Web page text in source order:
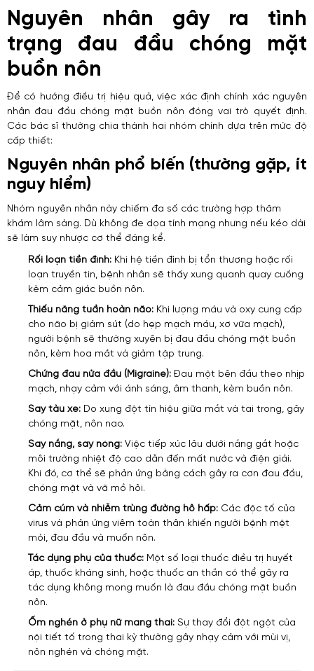
Nguyên nhân gây ra tình
trạng đau đầu chóng mặt
buồn nôn
Để có hướng điều trị hiệu quả, việc xác định chính xác nguyên
nhân đau đầu chóng mặt buồn nôn đóng vai trò quyết định.
Các bác sĩ thường chia thành hai nhóm chính dựa trên mức độ
cấp thiết:
Nguyên nhân phổ biến (thường gặp, ít
nguy hiểm)
Nhóm nguyên nhân này chiếm đa số các trường hợp thăm
khám lâm sàng. Dù không đe dọa tính mạng nhưng nếu kéo dài
sẽ làm suy nhược cơ thể đáng kể.
Rối loạn tiền đình: Khi hệ tiền đình bị tổn thương hoặc rối
loạn truyền tin, bệnh nhân sẽ thấy xung quanh quay cuồng
kèm cảm giác buồn nôn.
Thiếu năng tuần hoàn não: Khi lượng máu và oxy cung cấp
cho não bị giảm sút (do hẹp mạch máu, xơ vữa mạch),
người bệnh sẽ thường xuyên bị đau đầu chóng mặt buồn
nôn, kèm hoa mắt và giảm tập trung.
Chứng đau nửa đầu (Migraine): Đau một bên đầu theo nhịp
mạch, nhạy cảm với ánh sáng, âm thanh, kèm buồn nôn.
Say tàu xe: Do xung đột tín hiệu giữa mắt và tai trong, gây
chóng mặt, nôn nao.
Say nắng, say nóng: Việc tiếp xúc lâu dưới nắng gắt hoặc
môi trường nhiệt độ cao dẫn đến mất nước và điện giải.
Khi đó, cơ thể sẽ phản ứng bằng cách gây ra cơn đau đầu,
chóng mặt và vã mồ hôi.
Cảm cúm và nhiễm trùng đường hô hấp: Các độc tố của
virus và phản ứng viêm toàn thân khiến người bệnh mệt
mỏi, đau đầu và muốn nôn.
Tác dụng phụ của thuốc: Một số loại thuốc điều trị huyết
áp, thuốc kháng sinh, hoặc thuốc an thần có thể gây ra
tác dụng không mong muốn là đau đầu chóng mặt buồn
nôn.
Ốm nghén ở phụ nữ mang thai: Sự thay đổi đột ngột của
nội tiết tố trong thai kỳ thường gây nhạy cảm với mùi vị,
nôn nghén và chóng mặt.